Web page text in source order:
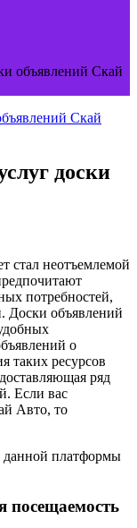
объявлений Скай
доски
стал неотъемлемой
потребностей,
Доски объявлений
о
таких ресурсов
ряд
Если вас
Авто, то
данной платформы
посещаемость